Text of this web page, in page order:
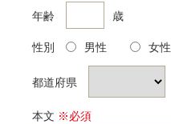
年齢 歳
性別 男性 女性
都道府県
本文 ※必須